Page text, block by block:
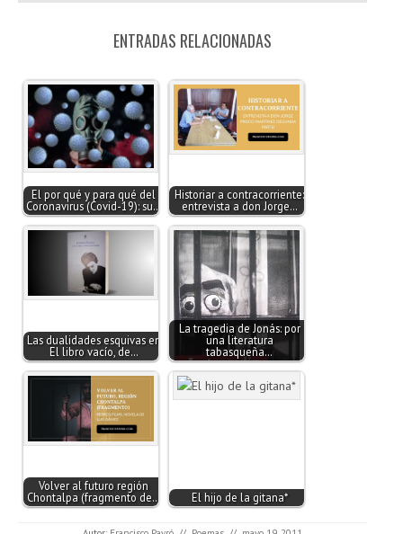
ENTRADAS RELACIONADAS
El por qué y para qué del
Coronavirus (Covid-19): su…
Historiar a contracorriente:
entrevista a don Jorge…
Las dualidades esquivas en
El libro vacío, de…
La tragedia de Jonás: por
una literatura
tabasqueña…
Volver al futuro región
Chontalpa (fragmento de…
El hijo de la gitana*